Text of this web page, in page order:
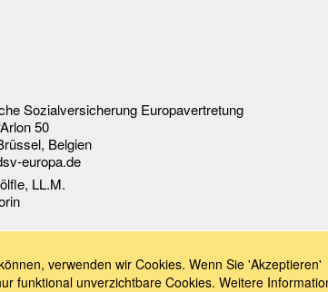
Sozialversicherung Europavertretung
50
Belgien
europa.de
LL.M.
verwenden wir Cookies. Wenn Sie 'Akzeptieren'
funktional unverzichtbare Cookies. Weitere